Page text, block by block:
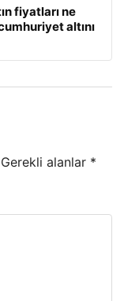
fiyatları ne
altını
Gerekli alanlar *